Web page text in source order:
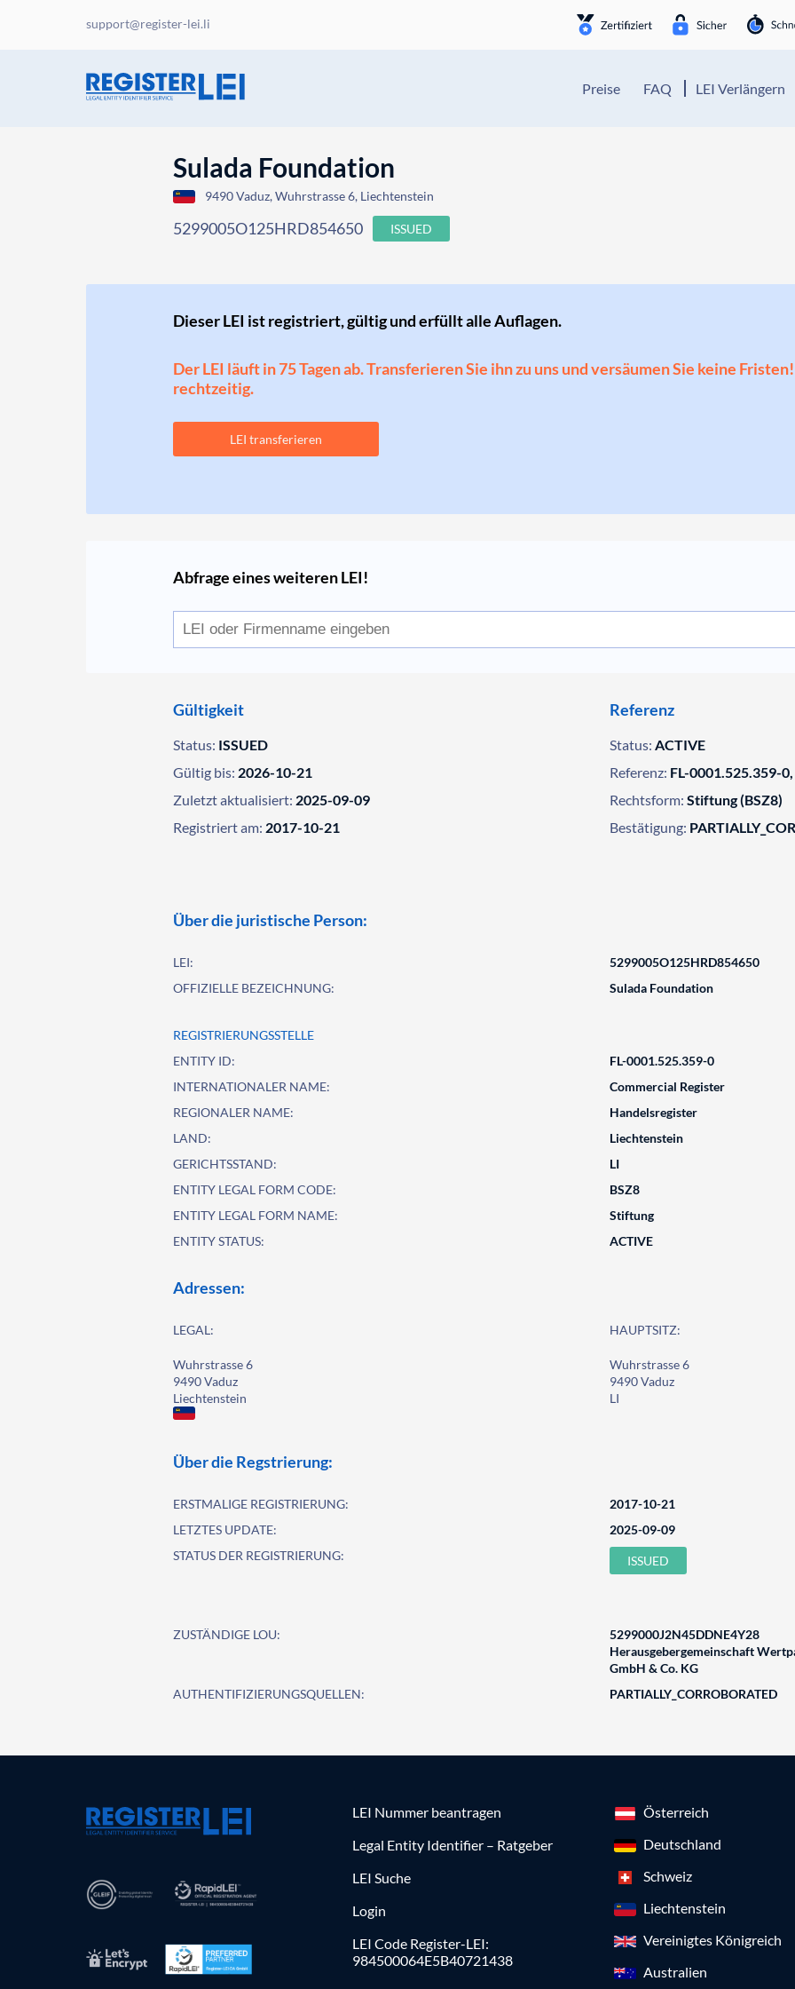
support@register-lei.li
Preise FAQ LEI Verlängern
Sulada Foundation
9490 Vaduz, Wuhrstrasse 6, Liechtenstein
5299005O125HRD854650 ISSUED
Dieser LEI ist registriert, gültig und erfüllt alle Auflagen.
Der LEI läuft in 75 Tagen ab. Transferieren Sie ihn zu uns und versäumen Sie keine
rechtzeitig.
LEI transferieren
Abfrage eines weiteren LEI!
Gültigkeit
Status: ISSUED
Gültig bis: 2026-10-21
Zuletzt aktualisiert: 2025-09-09
Registriert am: 2017-10-21
Referenz
Status: ACTIVE
Referenz: FL-0001.525.359-
Rechtsform: Stiftung (BSZ8)
Bestätigung:
Über die juristische Person:
LEI:
5299005O125HRD854650
OFFIZIELLE BEZEICHNUNG:
Sulada Foundation
REGISTRIERUNGSSTELLE
ENTITY ID:
FL-0001.525.359-0
INTERNATIONALER NAME:
Commercial Register
REGIONALER NAME:
Handelsregister
LAND:
Liechtenstein
GERICHTSSTAND:
LI
ENTITY LEGAL FORM CODE:
BSZ8
ENTITY LEGAL FORM NAME:
Stiftung
ENTITY STATUS:
ACTIVE
Adressen:
LEGAL:
Wuhrstrasse 6
9490 Vaduz
Liechtenstein
HAUPTSITZ:
Wuhrstrasse 6
9490 Vaduz
LI
Über die Regstrierung:
ERSTMALIGE REGISTRIERUNG:
2017-10-21
LETZTES UPDATE:
2025-09-09
STATUS DER REGISTRIERUNG:
ISSUED
ZUSTÄNDIGE LOU:
5299000J2N45DDNE4Y28
Herausgebergemeinschaft
GmbH & Co. KG
AUTHENTIFIZIERUNGSQUELLEN:
PARTIALLY_CORROBORATED
LEI Nummer beantragen
Legal Entity Identifier – Ratgeber
LEI Suche
Login
LEI Code Register-LEI:
984500064E5B40721438
Österreich
Deutschland
Schweiz
Liechtenstein
Vereinigtes Königreich
Australien